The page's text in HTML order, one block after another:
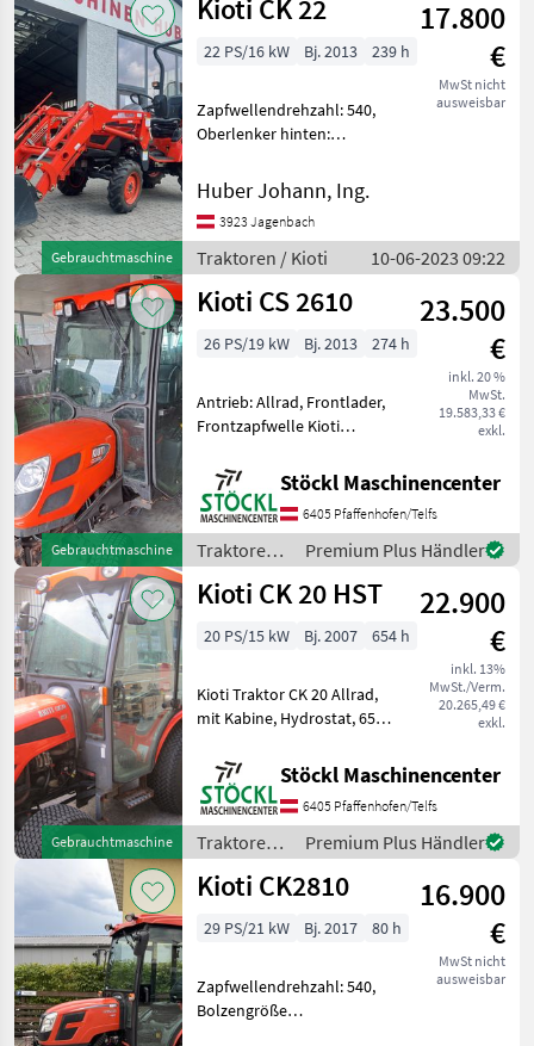
Gebrauchtmaschine
Kioti CK 22
17.800
€
MwSt nicht
ausweisbar
22 PS/16 kW Bj. 2013 239 h
Zapfwellendrehzahl: 540,
Oberlenker hinten:
Kreuzsteuerhebel:
mechanisch KIOTI CK22 in
Originalzustand samt
Zulassungspapiere,
Frontlader m
Huber Johann, Ing.
3923 Jagenbach
Traktoren / Kioti 10-06-2023 09:22
Gebrauchtmaschine
Kioti CS 2610
23.500
€
inkl. 20 %
MwSt.
19.583,33 €
exkl.
26 PS/19 kW Bj. 2013 274 h
Antrieb: Allrad, Frontlader,
Frontzapfwelle Kioti
Kabine, Heizung, Hydrostat
Getriebe, Frontzapfwelle
und Fronthydraulik, 274
Stunden. (A)
Stöckl Maschinencenter
6405 Pfaffenhofen/Telfs
Traktoren /
Kioti
Premium Plus Händler
Gebrauchtmaschine
Kioti CK 20 HST
22.900
€
inkl. 13%
MwSt./Verm.
20.265,49 €
exkl.
20 PS/15 kW Bj. 2007 654 h
Kioti Traktor CK 20 Allrad,
mit Kabine, Hydrostat, 650
Salzstreuer, normaler
Zustand. (B) Traktoren
Spezial- und Kleintraktoren
Stöckl Maschinencenter
6405 Pfaffenhofen/Telfs
Traktoren /
Kioti
Premium Plus Händler
Kioti CK2810
16.900
€
MwSt nicht
ausweisbar
29 PS/21 kW Bj. 2017 80 h
Zapfwellendrehzahl: 540,
Bolzengröße